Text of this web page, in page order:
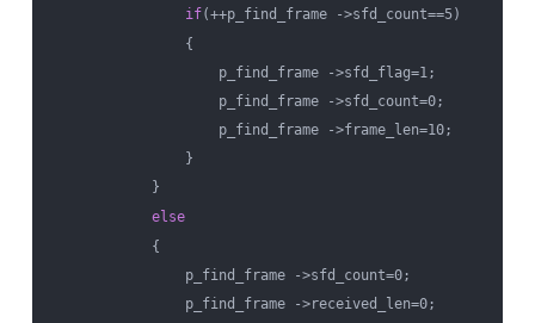
if(++p_find_frame -
{
p_find_frame ->sfd_flag=1;
p_find_frame ->sfd_count=0;
p_find_frame ->frame_len=10;
}
}
else
{
p_find_frame ->sfd_count=0;
p_find_frame ->received_len=0;